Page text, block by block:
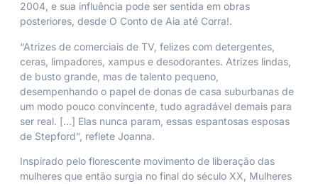
2004, e sua influência pode ser sentida em obras
posteriores, desde O Conto de Aia até Corra!.
“Atrizes de comerciais de TV, felizes com detergentes,
ceras, limpadores, xampus e desodorantes. Atrizes lindas,
de busto grande, mas de talento pequeno,
desempenhando o papel de donas de casa suburbanas de
um modo pouco convincente, tudo agradável demais para
ser real. […] Elas nunca param, essas espantosas esposas
de Stepford”, reflete Joanna.
Inspirado pelo florescente movimento de liberação das
mulheres que então surgia no final do século XX, Mulheres